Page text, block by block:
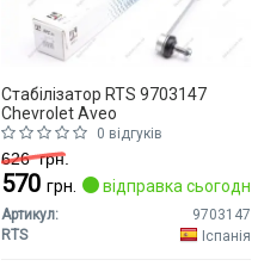
Стабілізатор RTS 9703147
Chevrolet Aveo
0 відгуків
626грн.
570 грн. відправка сьогодні
Артикул:
9703147
RTS
Іспанія